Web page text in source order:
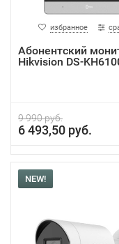
избранное
Абонентский
Hikvision DS-
9 990 руб.
6 493,50 руб.
NEW!